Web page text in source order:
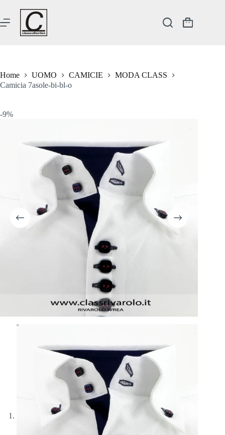
contenuto
Carrello
Home UOMO CAMICIE
MODA CLASS
Camicia 7asole-bi-bl-o
-9%